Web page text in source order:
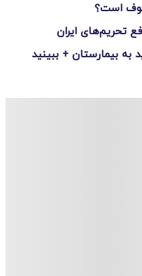
است؟
تحریم‌های ایران
به بیمارستان + ببینید